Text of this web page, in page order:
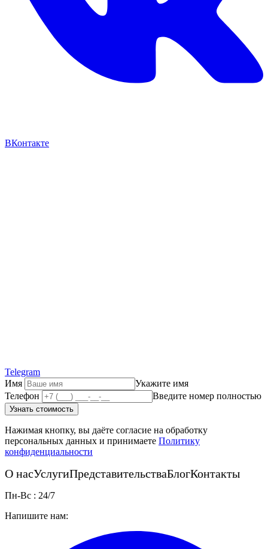
ВКонтакте
Telegram
Имя
Укажите имя
Телефон
Введите номер полностью
Узнать стоимость
Нажимая кнопку, вы даёте согласие на обработку
персональных данных и принимаете Политику
конфиденциальности
О насУслугиПредставительстваБлогКонтакты
Пн-Вс : 24/7
Напишите нам: